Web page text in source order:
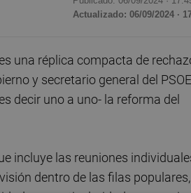
Actualizado: 06/09/2024 ·
una réplica compacta de
y secretario general del
decir uno a uno- la reforma del
incluye las reuniones
dentro de las filas populares,